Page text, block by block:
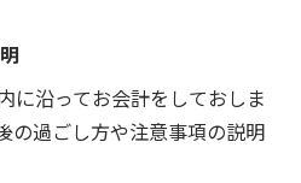
に沿ってお会計をしておしま
の過ごし方や注意事項の説明